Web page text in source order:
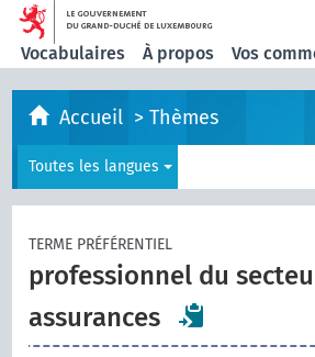
Vocabulaires À propos Vos
Accueil >Thèmes
Toutes les langues
TERME PRÉFÉRENTIEL
professionnel du
assurances